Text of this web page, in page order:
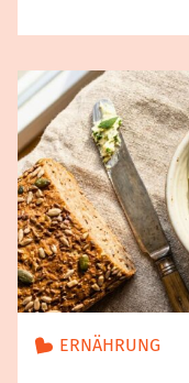
ERNÄHRUNG